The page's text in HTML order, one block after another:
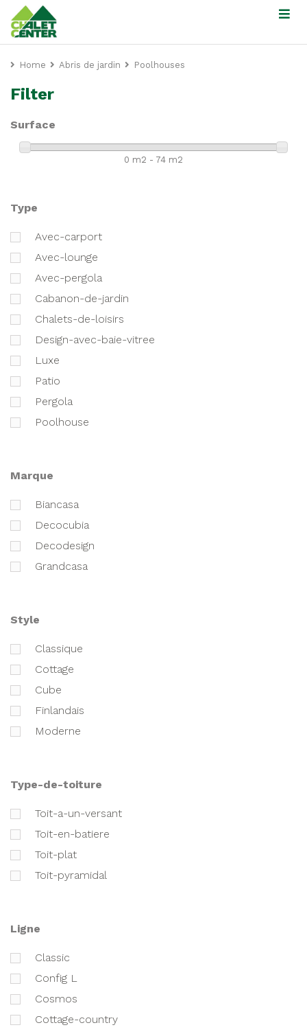
Home Abris de jardin Poolhouses
Filter
Surface
0 m2 - 74 m2
Type
avec-carport
avec-lounge
avec-pergola
cabanon-de-jardin
chalets-de-loisirs
design-avec-baie-vitree
luxe
patio
pergola
poolhouse
marque
biancasa
decocubia
decodesign
grandcasa
style
classique
cottage
cube
finlandais
moderne
type-de-toiture
toit-a-un-versant
toit-en-batiere
toit-plat
toit-pyramidal
ligne
classic
Config L
cosmos
cottage-country